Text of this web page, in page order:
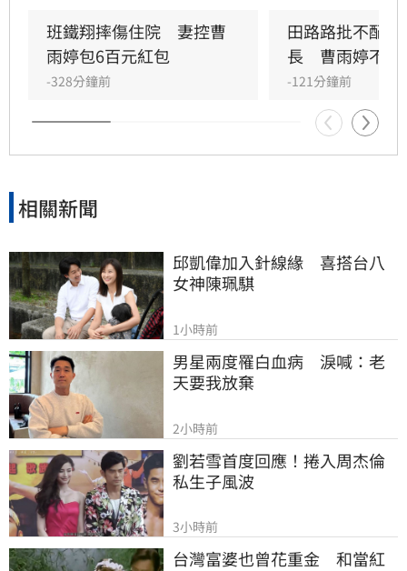
外界關注工會運作屬合理公共討論，核心在於工
會是否善盡職責，而非轉移焦點至個別藝人身
上。由於曹雨婷曾主動表示協助田路路，隨後引
發外界檢視工會作為，許常德呼籲曹雨婷應公開
說明近年會務內容，包括會費、企業贊助與政府
補助等經費運用情形，確保財務透明公開，才能
員權益獲得實質保障與完善照顧。
班鐵翔摔傷住院　妻控曹
雨婷包6百元紅包
-328分鐘前
田路路批不配
長　曹雨婷不忍
-121分鐘前
相關新聞
邱凱偉加入針線緣　喜搭台八
女神陳珮騏
1小時前
男星兩度罹白血病　淚喊：老
天要我放棄
2小時前
劉若雪首度回應！捲入周杰倫
私生子風波
3小時前
台灣富婆也曾花重金　和當紅